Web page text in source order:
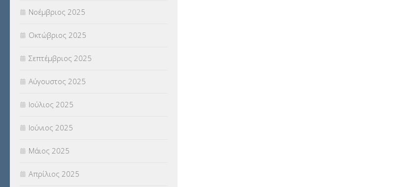
ΥΠΕΡΑΡΙΘΜΟΙ(1)
ΥΠΟΤΡΟΦΙΕΣ(28)
ΦΥΣΙΚΗ ΑΓΩΓΗ(692)
Χωρίς κατηγορία
Νοέμβριος 2025
Οκτώβριος 2025
Σεπτέμβριος 2025
Αύγουστος 2025
Ιούλιος 2025
Ιούνιος 2025
Μάιος 2025
Απρίλιος 2025